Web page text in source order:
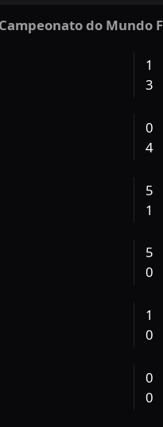
do Mundo
1
3
0
4
5
1
5
0
1
0
0
0